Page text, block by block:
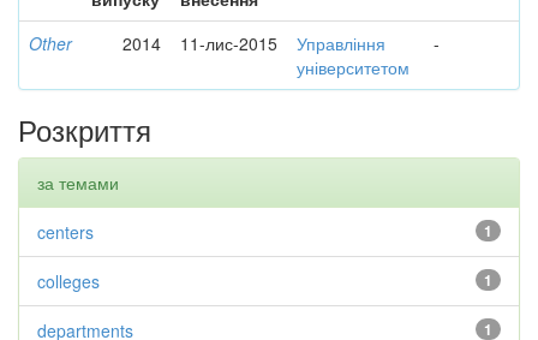
Other 2014 11-лис-2015
Управління
університетом
-
Розкриття
за темами
1
centers
1
colleges
1
departments